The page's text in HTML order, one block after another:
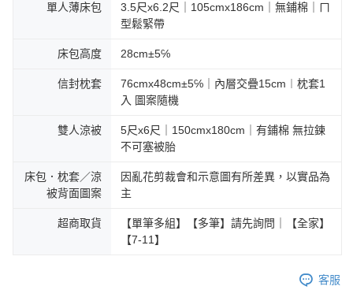
單人薄床包
3.5尺x6.2尺｜105cmx186cm｜無鋪棉｜ㄇ
型鬆緊帶
床包高度 28cm±5℅
信封枕套
76cmx48cm±5℅｜內層交疊15cm︱枕套1
入 圖案隨機
雙人涼被
5尺x6尺｜150cmx180cm｜有鋪棉 無拉鍊
不可塞被胎
床包．枕套／涼
被背面圖案
因亂花剪裁會和示意圖有所差異，以實品為
主
超商取貨
【單筆多組】【多筆】請先詢問｜【全家】
【7-11】
客服